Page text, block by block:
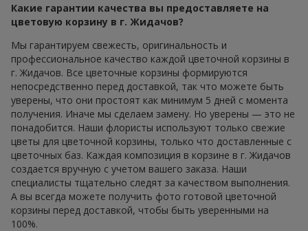
Какие гарантии качества вы предоставляете на
цветовую корзину в г. Жидачов?
Мы гарантируем свежесть, оригинальность и
профессиональное качество каждой цветочной корзины в
г. Жидачов. Все цветочные корзины формируются
непосредственно перед доставкой, так что можете быть
уверены, что они простоят как минимум 5 дней с момента
получения. Иначе мы сделаем замену. Но уверены — это не
понадобится. Наши флористы используют только свежие
цветы для цветочной корзины, только что доставленные с
цветочных баз. Каждая композиция в корзине в г. Жидачов
создается вручную с учетом вашего заказа. Наши
специалисты тщательно следят за качеством выполнения.
А вы всегда можете получить фото готовой цветочной
корзины перед доставкой, чтобы быть уверенными на
100%.